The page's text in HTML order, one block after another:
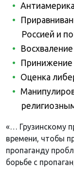
Россией и
Принижение
Оценка
«… Грузинскому
времени, чтобы
пропаганду
борьбе с